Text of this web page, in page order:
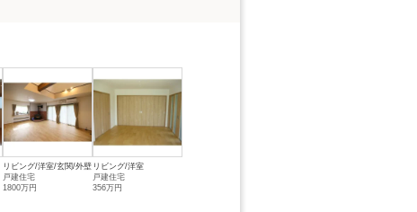
リビング/洋室/玄関/外壁
戸建住宅
1800万円
リビング/洋室
戸建住宅
356万円